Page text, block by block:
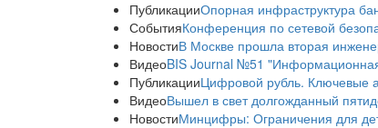
ПубликацииОпорная инфраструктура
СобытияКонференция по сетевой
НовостиВ Москве прошла вторая
ВидеоBIS Journal №51
ПубликацииЦифровой рубль. Ключевые
ВидеоВышел в свет долгожданный
НовостиМинцифры: Ограничения для